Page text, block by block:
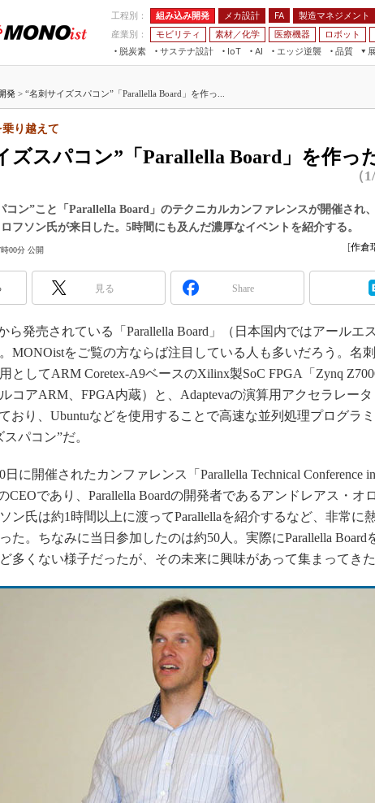
工程別： 組み込み開発 メカ設計 FA 製造マネジメント
産業別：
モビリティ 素材／化学 医療機器 ロボット
脱炭素
サステナ設計
IoT
つながる工場
AI
AI×設備保全
エッジ逆襲 品質
JIMTOF
IIFES
ジャパンモビリティショー
TECHNO-FRONTIER
EdgeTech+
日本ものづくりワールド
AUTOMOTIVE WORLD
産業オープンネット展
フィールドサービス
組み込み画像技術
Windows Embedded
車載ソフト開発
無償設計ツール
3Dプリンタ
デジタルツインとCAE
S＆OP
イノベーション
製造業ビッグデータ
メイドインジャパン
植物工場
モビリティ
発 > “名刺サイズスパコン”「Parallella Board」を作っ...
ズスパコン”「Parallella Board」を作っ
り越えて
（
コン”こと「Parallella Board」のテクニカルカンファレンスが開催され
フソン氏が来日した。5時間にも及んだ濃厚なイベントを紹介する。
00分 公開 [作倉
見る Share
ら発売されている「Parallella Board」（日本国内ではアールエ
MONOistをご覧の方ならば注目している人も多いだろう。名
としてARM Coretex-A9ベースのXilinx製SoC FPGA「Zynq
コアARM、FPGA内蔵）と、Adaptevaの演算用アクセラレータ
おり、Ubuntuなどを使用することで高速な並列処理プログラ
パコン”だ。
に開催されたカンファレンス「Parallella Technical Conference
CEOであり、Parallella Boardの開発者であるアンドレアス・オ
ン氏は約1時間以上に渡ってParallellaを紹介するなど、非常に
た。ちなみに当日参加したのは約50人。実際にParallella Board
多くない様子だったが、その未来に興味があって集まってきた